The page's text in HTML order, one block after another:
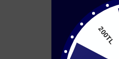
200TL